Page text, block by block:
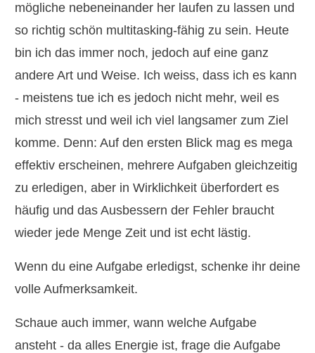
mögliche nebeneinander her laufen zu lassen und
so richtig schön multitasking-fähig zu sein. Heute
bin ich das immer noch, jedoch auf eine ganz
andere Art und Weise. Ich weiss, dass ich es kann
- meistens tue ich es jedoch nicht mehr, weil es
mich stresst und weil ich viel langsamer zum Ziel
komme. Denn: Auf den ersten Blick mag es mega
effektiv erscheinen, mehrere Aufgaben gleichzeitig
zu erledigen, aber in Wirklichkeit überfordert es
häufig und das Ausbessern der Fehler braucht
wieder jede Menge Zeit und ist echt lästig.
Wenn du eine Aufgabe erledigst, schenke ihr deine
volle Aufmerksamkeit.
Schaue auch immer, wann welche Aufgabe
ansteht - da alles Energie ist, frage die Aufgabe